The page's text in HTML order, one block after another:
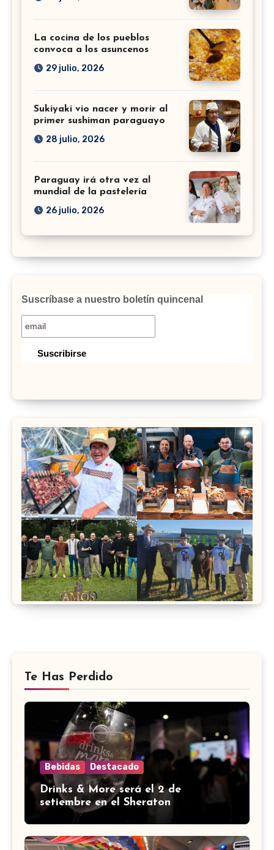
La cocina de los pueblos
convoca a los asuncenos
29 julio, 2026
Sukiyaki vio nacer y morir al
primer sushiman paraguayo
28 julio, 2026
Paraguay irá otra vez al
mundial de la pastelería
26 julio, 2026
Suscríbase a nuestro boletín quincenal
Te Has Perdido
Bebidas Destacado
Drinks & More será el 2 de
setiembre en el Sheraton